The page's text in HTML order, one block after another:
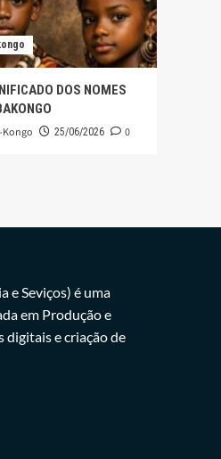
DOS NOMES
Kongo 25/06/2026 0
e Seviços) é uma
em Produção e
digitais e criação de